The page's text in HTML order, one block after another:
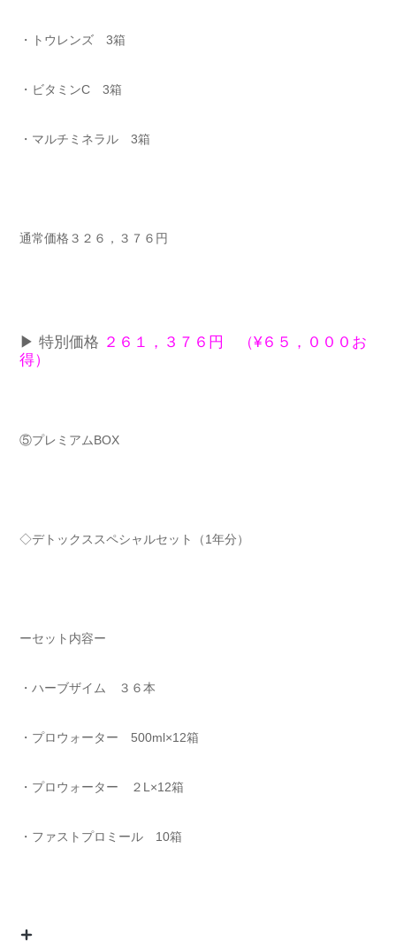
・トウレンズ 3箱
・ビタミンC 3箱
・マルチミネラル 3箱
通常価格３２６，３７６円
▶︎ 特別価格 ２６１，３７６円 （¥６５，０００お
得）
⑤プレミアムBOX
◇デトックススペシャルセット（1年分）
ーセット内容ー
・ハーブザイム ３６本
・プロウォーター 500ml×12箱
・プロウォーター ２L×12箱
・ファストプロミール 10箱